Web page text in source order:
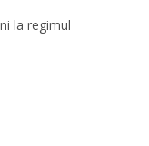
la regimul